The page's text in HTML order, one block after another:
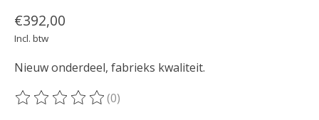
€392,00
Incl. btw
Nieuw onderdeel, fabrieks kwaliteit.
De beoordeling van dit product is
(0)